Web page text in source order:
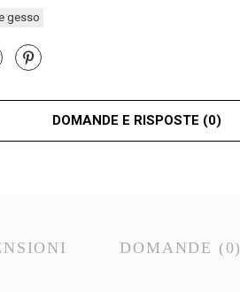
gesso
DOMANDE E RISPOSTE (0)
DOMANDE (0)